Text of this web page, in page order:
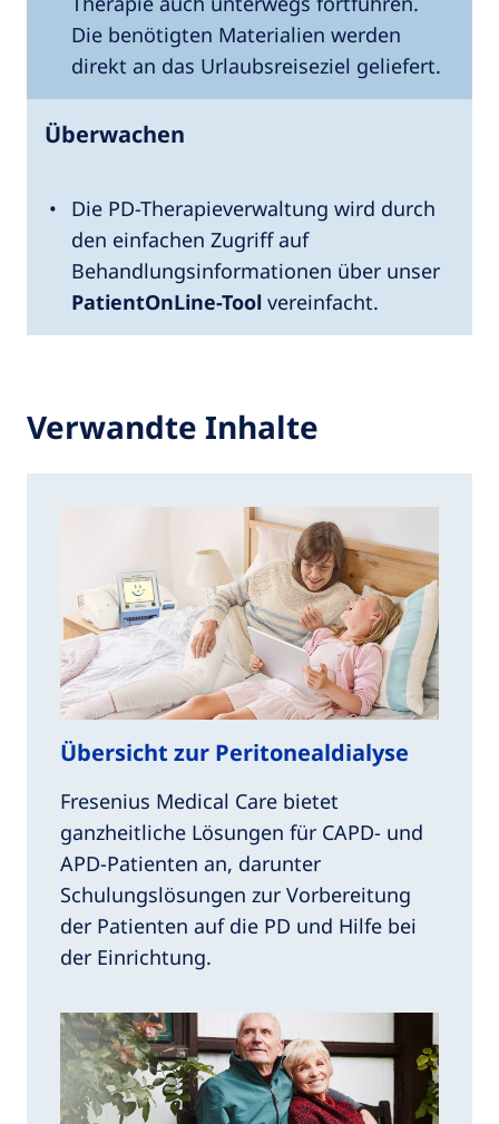
Die benötigten Materialien werden
direkt an das Urlaubsreiseziel geliefert.
Überwachen
Die PD-Therapieverwaltung wird durch
den einfachen Zugriff auf
Behandlungsinformationen über unser
PatientOnLine-Tool vereinfacht.
Verwandte Inhalte
Übersicht zur Peritonealdialyse
Fresenius Medical Care bietet
ganzheitliche Lösungen für CAPD- und
APD-Patienten an, darunter
Schulungslösungen zur Vorbereitung
der Patienten auf die PD und Hilfe bei
der Einrichtung.